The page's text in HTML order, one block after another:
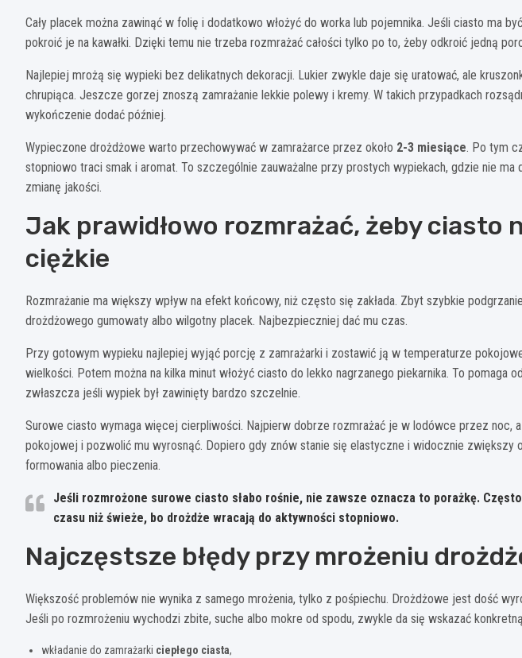
Cały placek można zawinąć w folię i dodatkowo włożyć do worka lub pojemnika. Jeśli ciasto ma
pokroić je na kawałki. Dzięki temu nie trzeba rozmrażać całości tylko po to, żeby odkroić jedną
Najlepiej mrożą się wypieki bez delikatnych dekoracji. Lukier zwykle daje się uratować, ale
chrupiąca. Jeszcze gorzej znoszą zamrażanie lekkie polewy i kremy. W takich przypadkach
wykończenie dodać później.
Wypieczone drożdżowe warto przechowywać w zamrażarce przez około 2-3 miesiące. Po tym
stopniowo traci smak i aromat. To szczególnie zauważalne przy prostych wypiekach, gdzie nie ma
zmianę jakości.
Jak prawidłowo rozmrażać, żeby ciasto
ciężkie
Rozmrażanie ma większy wpływ na efekt końcowy, niż często się zakłada. Zbyt szybkie
drożdżowego gumowaty albo wilgotny placek. Najbezpieczniej dać mu czas.
Przy gotowym wypieku najlepiej wyjąć porcję z zamrażarki i zostawić ją w temperaturze
wielkości. Potem można na kilka minut włożyć ciasto do lekko nagrzanego piekarnika. To pomaga
zwłaszcza jeśli wypiek był zawinięty bardzo szczelnie.
Surowe ciasto wymaga więcej cierpliwości. Najpierw dobrze rozmrażać je w lodówce przez noc,
pokojowej i pozwolić mu wyrosnąć. Dopiero gdy znów stanie się elastyczne i widocznie zwiększy
formowania albo pieczenia.
Jeśli rozmrożone surowe ciasto słabo rośnie, nie zawsze oznacza to porażkę.
czasu niż świeże, bo drożdże wracają do aktywności stopniowo.
Najczęstsze błędy przy mrożeniu
Większość problemów nie wynika z samego mrożenia, tylko z pośpiechu. Drożdżowe jest dość
Jeśli po rozmrożeniu wychodzi zbite, suche albo mokre od spodu, zwykle da się wskazać
wkładanie do zamrażarki ciepłego ciasta,